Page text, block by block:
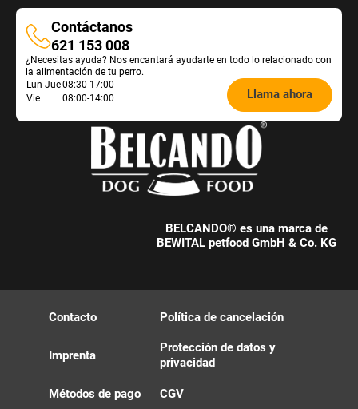
Contáctanos
Contáctanos
621 153 008
¿Necesitas ayuda? Nos encantará ayudarte en todo lo relacionado con
la alimentación de tu perro.
Öffnungszeiten
Futterberatung:
Lun-Jue08:30-17:00
Vie
08:00-14:00 Llama ahora
BELCANDO® es una marca de
BEWITAL petfood GmbH & Co. KG
Contacto
Imprenta
Métodos de pago
Política de cancelación
Protección de datos y
privacidad
CGV